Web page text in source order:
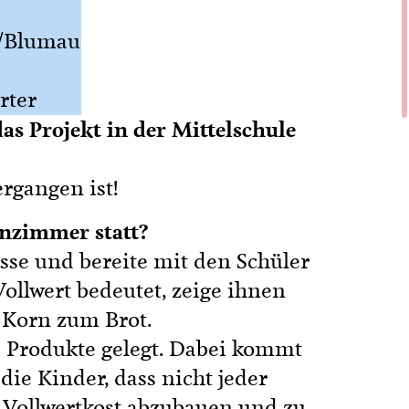
Projekt in der Mittelschule
ist!
statt?
und bereite mit den Schüler
bedeutet, zeige ihnen
zum Brot.
gelegt. Dabei kommt
Kinder, dass nicht jeder